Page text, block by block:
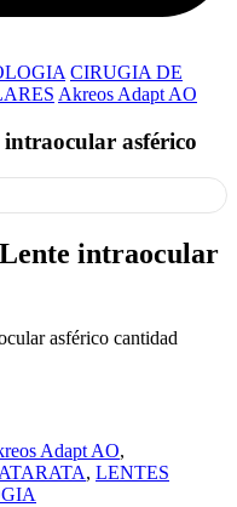
CIRUGIA DE
Akreos Adapt AO
asférico
intraocular
asférico cantidad
Adapt AO,
, LENTES